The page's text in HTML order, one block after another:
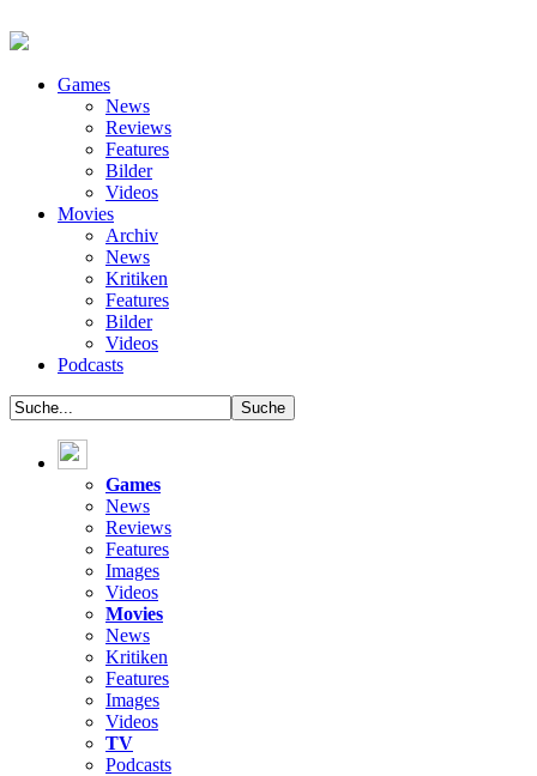
Games
News
Reviews
Features
Bilder
Videos
Movies
Archiv
News
Kritiken
Features
Bilder
Videos
Podcasts
Games
News
Reviews
Features
Images
Videos
Movies
News
Kritiken
Features
Images
Videos
TV
Podcasts